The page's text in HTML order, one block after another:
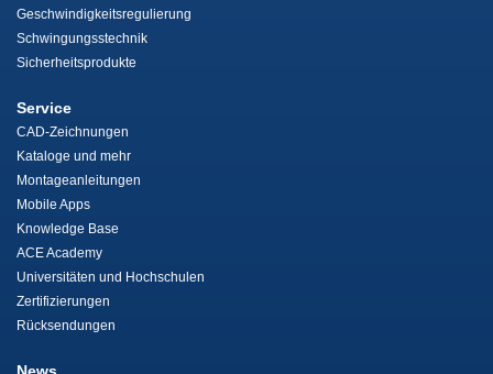
Geschwindigkeitsregulierung
Schwingungsstechnik
Sicherheitsprodukte
Service
CAD-Zeichnungen
Kataloge und mehr
Montageanleitungen
Mobile Apps
Knowledge Base
ACE Academy
Universitäten und Hochschulen
Zertifizierungen
Rücksendungen